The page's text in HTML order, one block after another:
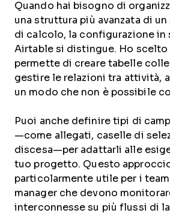
Quando hai bisogno di
una struttura più avanzata di
di calcolo, la configurazione in
Airtable si distingue. Ho scelto
permette di creare tabelle
gestire le relazioni tra attività,
un modo che non è possibile
Puoi anche definire tipi di
—come allegati, caselle di
discesa—per adattarli alle
tuo progetto. Questo
particolarmente utile per i
manager che devono
interconnesse su più flussi di